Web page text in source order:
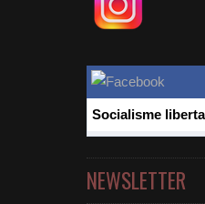
Socialisme
NEWSLETTER